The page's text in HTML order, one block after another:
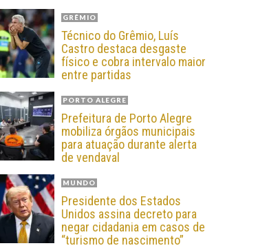
GRÊMIO
Técnico do Grêmio, Luís
Castro destaca desgaste
físico e cobra intervalo maior
entre partidas
PORTO ALEGRE
Prefeitura de Porto Alegre
mobiliza órgãos municipais
para atuação durante alerta
de vendaval
MUNDO
Presidente dos Estados
Unidos assina decreto para
negar cidadania em casos de
“turismo de nascimento”